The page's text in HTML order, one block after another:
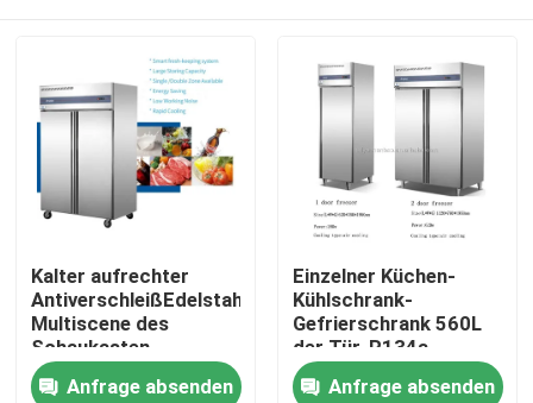
Nach Hause
Über uns
Kalter aufrechter
AntiverschleißEdelstahl
Multiscene des
Schaukasten-
Kühlschrank-1000L
Anfrage absenden
Einzelner Küchen-
Kühlschrank-
Gefrierschrank 560L
der Tür-R134a
Vielzweck
Anfrage absenden